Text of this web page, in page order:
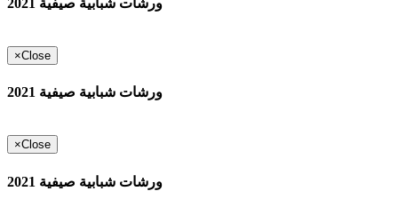
×Close
ورشات شبابية صيفية 2021
×Close
ورشات شبابية صيفية 2021